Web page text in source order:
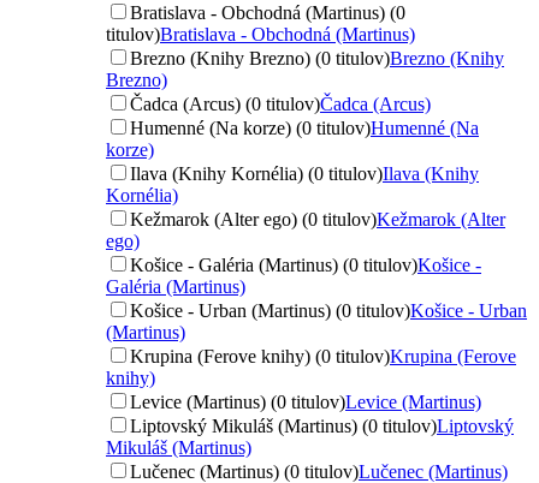
Bratislava - Obchodná (Martinus) (0
titulov)Bratislava - Obchodná (Martinus)
Brezno (Knihy Brezno) (0 titulov)Brezno (Knihy
Brezno)
Čadca (Arcus) (0 titulov)Čadca (Arcus)
Humenné (Na korze) (0 titulov)Humenné (Na
korze)
Ilava (Knihy Kornélia) (0 titulov)Ilava (Knihy
Kornélia)
Kežmarok (Alter ego) (0 titulov)Kežmarok (Alter
ego)
Košice - Galéria (Martinus) (0 titulov)Košice -
Galéria (Martinus)
Košice - Urban (Martinus) (0 titulov)Košice - Urban
(Martinus)
Krupina (Ferove knihy) (0 titulov)Krupina (Ferove
knihy)
Levice (Martinus) (0 titulov)Levice (Martinus)
Liptovský Mikuláš (Martinus) (0 titulov)Liptovský
Mikuláš (Martinus)
Lučenec (Martinus) (0 titulov)Lučenec (Martinus)